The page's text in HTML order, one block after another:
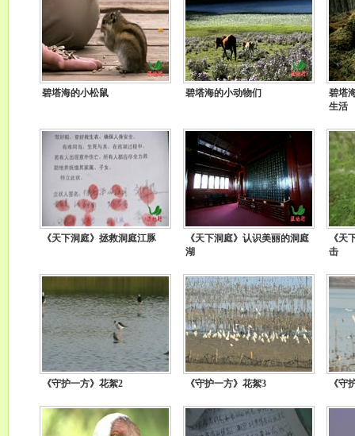
碧塔海的小松鼠 碧塔海的小动物们
碧塔
生活
《天下洞庭》拯救洞庭江豚
《天下洞庭》认识美丽的洞庭
湖
《天
击
《守护一方》花絮2 《守护一方》花絮3 《守